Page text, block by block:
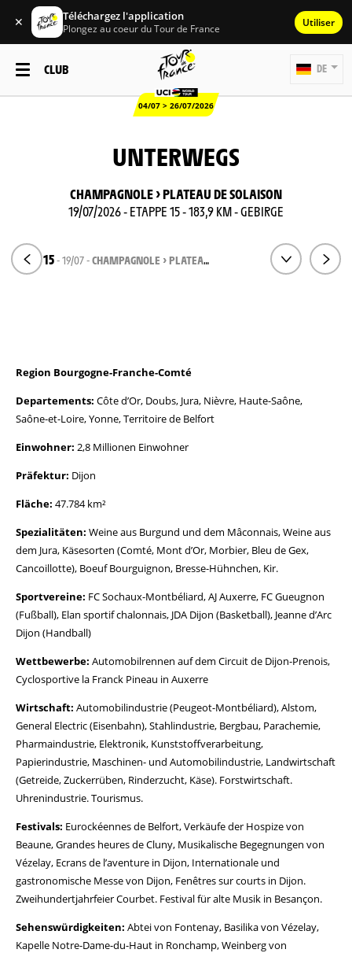
✕ Téléchargez l'application
Plongez au coeur du Tour de France Utiliser
CLUB
04/07 > 26/07/2026
DE
UNTERWEGS
CHAMPAGNOLE > PLATEAU DE SOLAISON
19/07/2026 - ETAPPE 15 - 183,9 KM - GEBIRGE
ETAPPE 15- 19/07 -CHAMPAGNOLE > PLATEAU DE SOLAISON
Region Bourgogne-Franche-Comté
Departements: Côte d’Or, Doubs, Jura, Nièvre, Haute-Saône,
Saône-et-Loire, Yonne, Territoire de Belfort
Einwohner: 2,8 Millionen Einwohner
Präfektur: Dijon
Fläche: 47.784 km²
Spezialitäten: Weine aus Burgund und dem Mâconnais, Weine aus
dem Jura, Käsesorten (Comté, Mont d’Or, Morbier, Bleu de Gex,
Cancoillotte), Boeuf Bourguignon, Bresse-Hühnchen, Kir.
Sportvereine: FC Sochaux-Montbéliard, AJ Auxerre, FC Gueugnon
(Fußball), Elan sportif chalonnais, JDA Dijon (Basketball), Jeanne d’Arc
Dijon (Handball)
Wettbewerbe: Automobilrennen auf dem Circuit de Dijon-Prenois,
Cyclosportive la Franck Pineau in Auxerre
Wirtschaft: Automobilindustrie (Peugeot-Montbéliard), Alstom,
General Electric (Eisenbahn), Stahlindustrie, Bergbau, Parachemie,
Pharmaindustrie, Elektronik, Kunststoffverarbeitung,
Papierindustrie, Maschinen- und Automobilindustrie, Landwirtschaft
(Getreide, Zuckerrüben, Rinderzucht, Käse). Forstwirtschaft.
Uhrenindustrie. Tourismus.
Festivals: Eurockéennes de Belfort, Verkäufe der Hospize von
Beaune, Grandes heures de Cluny, Musikalische Begegnungen von
Vézelay, Ecrans de l’aventure in Dijon, Internationale und
gastronomische Messe von Dijon, Fenêtres sur courts in Dijon.
Zweihundertjahrfeier Courbet. Festival für alte Musik in Besançon.
Sehenswürdigkeiten: Abtei von Fontenay, Basilika von Vézelay,
Kapelle Notre-Dame-du-Haut in Ronchamp, Weinberg von